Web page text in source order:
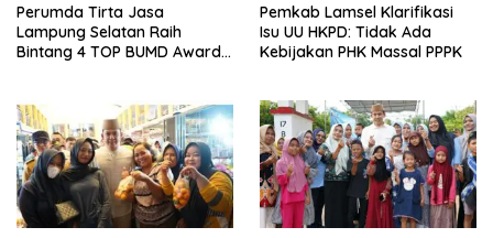
Perumda Tirta Jasa
Lampung Selatan Raih
Bintang 4 TOP BUMD Awards
Pemkab Lamsel Klarifikasi
Isu UU HKPD: Tidak Ada
Kebijakan PHK Massal PPPK